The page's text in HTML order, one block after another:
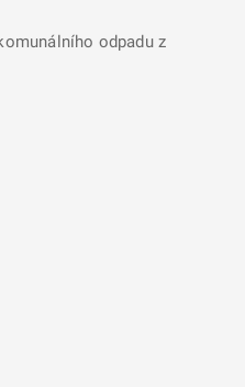
odpadu z